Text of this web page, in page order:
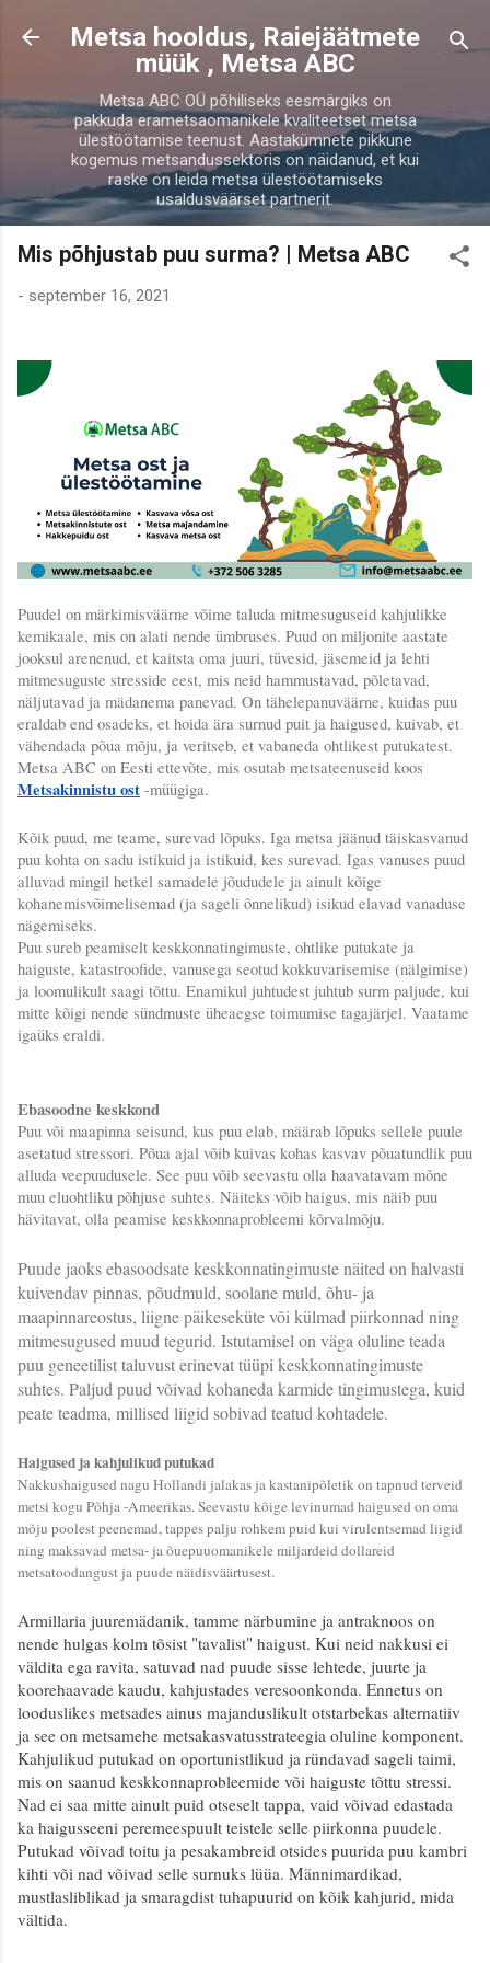
Otse põhisisu juurde
Metsa hooldus, Raiejäätmete
müük , Metsa ABC
Metsa ABC OÜ põhiliseks eesmärgiks on
pakkuda erametsaomanikele kvaliteetset metsa
ülestöötamise teenust. Aastakümnete pikkune
kogemus metsandussektoris on näidanud, et kui
raske on leida metsa ülestöötamiseks
usaldusväärset partnerit.
Mis põhjustab puu surma? | Metsa ABC
- september 16, 2021
Puudel on märkimisväärne võime taluda mitmesuguseid kahjulikke
kemikaale, mis on alati nende ümbruses. Puud on miljonite aastate
jooksul arenenud, et kaitsta oma juuri, tüvesid, jäsemeid ja lehti
mitmesuguste stresside eest, mis neid hammustavad, põletavad,
näljutavad ja mädanema panevad. On tähelepanuväärne, kuidas puu
eraldab end osadeks, et hoida ära surnud puit ja haigused, kuivab, et
vähendada põua mõju, ja veritseb, et vabaneda ohtlikest putukatest.
Metsakinnistu ost -müügiga.
Kõik puud, me teame, surevad lõpuks. Iga metsa jäänud täiskasvanud
puu kohta on sadu istikuid ja istikuid, kes surevad. Igas vanuses puud
alluvad mingil hetkel samadele jõududele ja ainult kõige
kohanemisvõimelisemad (ja sageli õnnelikud) isikud elavad vanaduse
nägemiseks.
Puu sureb peamiselt keskkonnatingimuste, ohtlike putukate ja
haiguste, katastroofide, vanusega seotud kokkuvarisemise (nälgimise)
ja loomulikult saagi tõttu. Enamikul juhtudest juhtub surm paljude, kui
mitte kõigi nende sündmuste üheaegse toimumise tagajärjel. Vaatame
igaüks eraldi.
Ebasoodne keskkond
Puu või maapinna seisund, kus puu elab, määrab lõpuks sellele puule
asetatud stressori. Põua ajal võib kuivas kohas kasvav põuatundlik puu
alluda veepuudusele. See puu võib seevastu olla haavatavam mõne
muu eluohtliku põhjuse suhtes. Näiteks võib haigus, mis näib puu
hävitavat, olla peamise keskkonnaprobleemi kõrvalmõju.
Puude jaoks ebasoodsate keskkonnatingimuste näited on halvasti
kuivendav pinnas, põudmuld, soolane muld, õhu- ja
maapinnareostus, liigne päikeseküte või külmad piirkonnad ning
mitmesugused muud tegurid. Istutamisel on väga oluline teada
puu geneetilist taluvust erinevat tüüpi keskkonnatingimuste
suhtes. Paljud puud võivad kohaneda karmide tingimustega, kuid
peate teadma, millised liigid sobivad teatud kohtadele.
Haigused ja kahjulikud putukad
Nakkushaigused nagu Hollandi jalakas ja kastanipõletik on tapnud terveid
metsi kogu Põhja -Ameerikas. Seevastu kõige levinumad haigused on oma
mõju poolest peenemad, tappes palju rohkem puid kui virulentsemad liigid
ning maksavad metsa- ja õuepuuomanikele miljardeid dollareid
metsatoodangust ja puude näidisväärtusest.
Armillaria juuremädanik, tamme närbumine ja antraknoos on
nende hulgas kolm tõsist "tavalist" haigust. Kui neid nakkusi ei
väldita ega ravita, satuvad nad puude sisse lehtede, juurte ja
koorehaavade kaudu, kahjustades veresoonkonda. Ennetus on
looduslikes metsades ainus majanduslikult otstarbekas alternatiiv
ja see on metsamehe metsakasvatusstrateegia oluline komponent.
Kahjulikud putukad on oportunistlikud ja ründavad sageli taimi,
mis on saanud keskkonnaprobleemide või haiguste tõttu stressi.
Nad ei saa mitte ainult puid otseselt tappa, vaid võivad edastada
ka haigusseeni peremeespuult teistele selle piirkonna puudele.
Putukad võivad toitu ja pesakambreid otsides puurida puu kambri
kihti või nad võivad selle surnuks lüüa. Männimardikad,
mustlasliblikad ja smaragdist tuhapuurid on kõik kahjurid, mida
vältida.